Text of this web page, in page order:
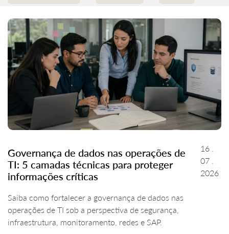
Governança de dados nas operações de
TI: 5 camadas técnicas para proteger
informações críticas
16 .
07 .
2026
Saiba como fortalecer a governança de dados nas
operações de TI sob a perspectiva de segurança,
infraestrutura, monitoramento, redes e SAP.